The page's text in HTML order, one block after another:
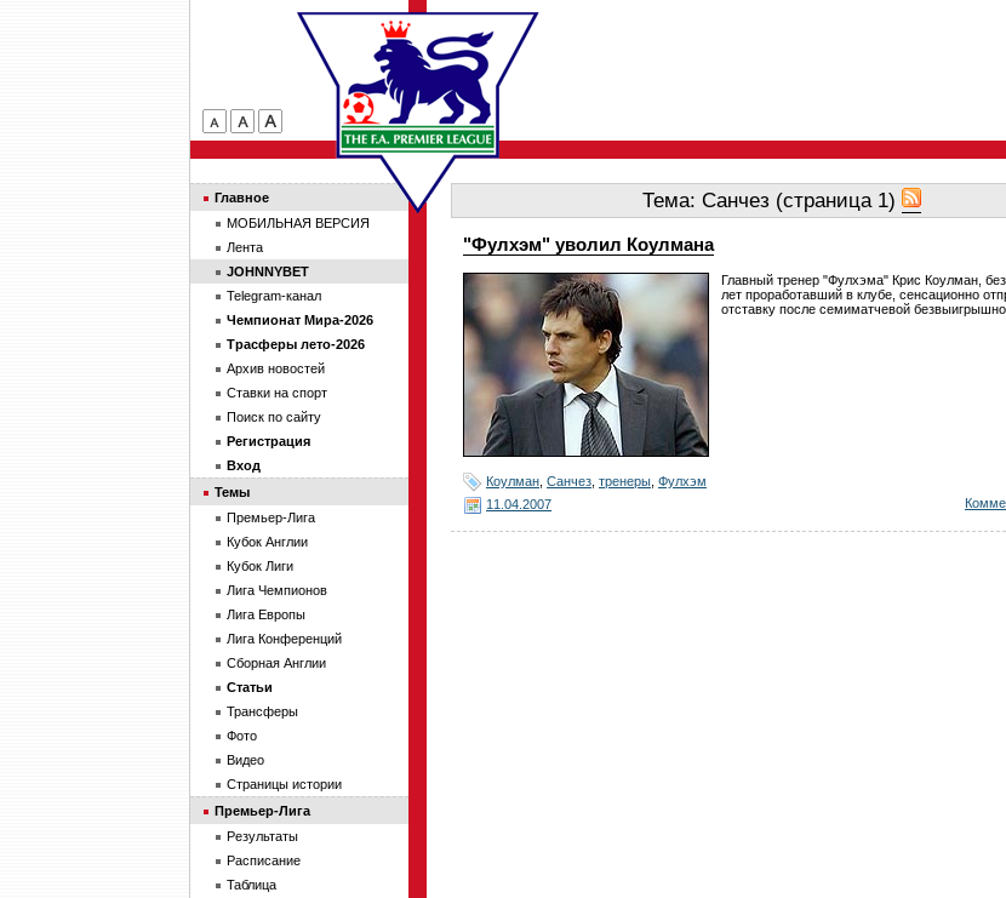
Тема: Санчез (страница 1)
"Фулхэм" уволил Коулмана
Главный тренер "Фулхэма" Крис Коулман,
лет проработавший в клубе, сенсационно
отставку после семиматчевой
Коулман Санчез тренеры Фулхэм
11.04.2007
Главное
МОБИЛЬНАЯ ВЕРСИЯ
Лента
JOHNNYBET
Telegram-канал
Чемпионат Мира-2026
Трасферы лето-2026
Архив новостей
Ставки на спорт
Поиск по сайту
Регистрация
Вход
Темы
Премьер-Лига
Кубок Англии
Кубок Лиги
Лига Чемпионов
Лига Европы
Лига Конференций
Сборная Англии
Статьи
Трансферы
Фото
Видео
Страницы истории
Премьер-Лига
Результаты
Расписание
Таблица